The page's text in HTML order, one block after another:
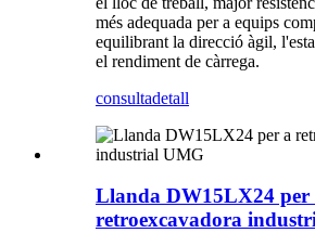
més adequada per a equips
equilibrant la direcció àgil,
el rendiment de càrrega.
consultadetall
Llanda DW15LX24 per
retroexcavadora